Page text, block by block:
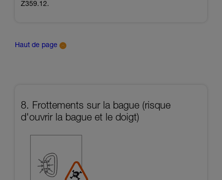
Z359.12.
Haut de page
8. Frottements sur la bague (risque
d'ouvrir la bague et le doigt)